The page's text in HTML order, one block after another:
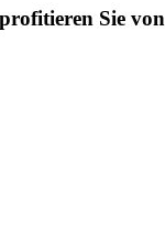
Sie